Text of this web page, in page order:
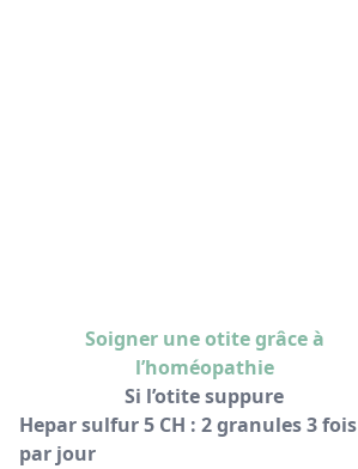
Soigner une otite grâce à
l’homéopathie
Si l’otite suppure
Hepar sulfur 5 CH : 2 granules 3 fois
par jour